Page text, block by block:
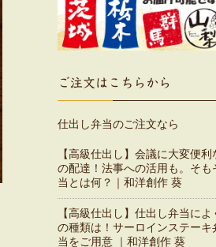
ご注文はこちらから
仕出し弁当のご注文なら
【高級仕出し】会議に大変便利
の配達！法事への活用も。そも
当とは何？｜和洋創作 葵
【高級仕出し】仕出し弁当によ
の種類は！サーロインステーキ
当をご用意 ｜和洋創作 葵